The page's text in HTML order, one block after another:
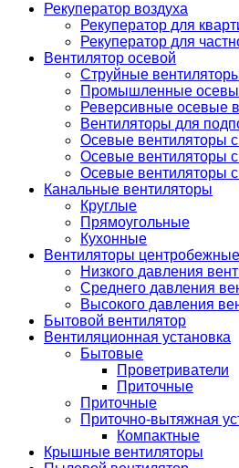
Рекуператор воздуха
Рекуператор для
Рекуператор для
Вентилятор осевой
Струйные
Промышленные
Реверсивные осевые
Вентиляторы для
Осевые вентиляторы
Осевые вентиляторы
Осевые вентиляторы
Канальные вентиляторы
Круглые
Прямоугольные
Кухонные
Вентиляторы центробежные
Низкого давления
Среднего давления
Высокого давления
Бытовой вентилятор
Вентиляционная установка
Бытовые
Проветриватели
Приточные
Приточные
Приточно-вытяжная
Компактные
Крышные вентиляторы